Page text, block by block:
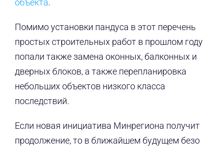
объекта.
Помимо установки пандуса в этот перечень
простых строительных работ в прошлом году
попали также замена оконных, балконных и
дверных блоков, а также перепланировка
небольших объектов низкого класса
последствий.
Если новая инициатива Минрегиона получит
продолжение, то в ближайшем будущем безо